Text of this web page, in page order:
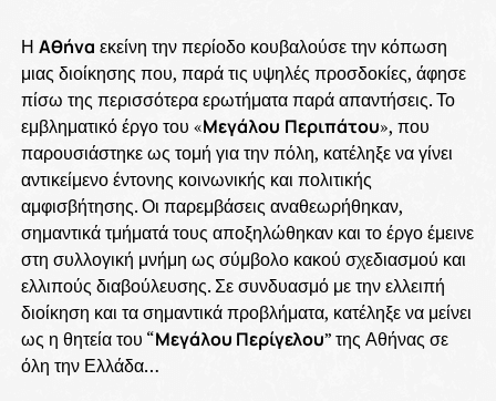
Η Αθήνα εκείνη την περίοδο κουβαλούσε την κόπωση
μιας διοίκησης που, παρά τις υψηλές προσδοκίες, άφησε
πίσω της περισσότερα ερωτήματα παρά απαντήσεις. Το
εμβληματικό έργο του «Μεγάλου Περιπάτου», που
παρουσιάστηκε ως τομή για την πόλη, κατέληξε να γίνει
αντικείμενο έντονης κοινωνικής και πολιτικής
αμφισβήτησης. Οι παρεμβάσεις αναθεωρήθηκαν,
σημαντικά τμήματά τους αποξηλώθηκαν και το έργο έμεινε
στη συλλογική μνήμη ως σύμβολο κακού σχεδιασμού και
ελλιπούς διαβούλευσης. Σε συνδυασμό με την ελλειπή
διοίκηση και τα σημαντικά προβλήματα, κατέληξε να μείνει
ως η θητεία του “Μεγάλου Περίγελου” της Αθήνας σε
όλη την Ελλάδα…